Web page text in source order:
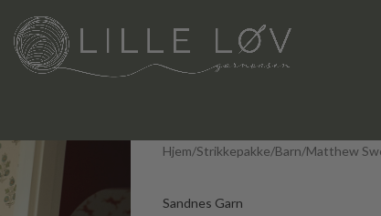
Hjem Strikkepakke Barn Matthew
Sandnes Garn